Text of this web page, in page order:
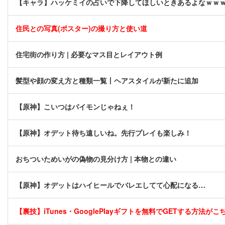
【キャラ】ハッケミイの占いで下降してほしいときあるよなｗｗ
住民との写真(ポスター)の撮り方と使い道
住宅街の作り方 | 必要なマス目とレイアウト例
髪型や顔の変え方と種類一覧丨ヘアスタイルが新たに追加
【原神】こいつはパイモンじゃねぇ！
【原神】オデット待ち遠しいね。先行プレイも楽しみ！
おちついためいがの偽物の見分け方 | 本物との違い
【原神】オデットはハイヒールでバレエしてて心配になる…
【裏技】iTunes・GooglePlayギフトを無料でGETする方法が